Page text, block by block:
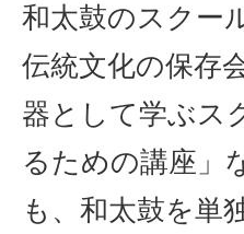
和太鼓のスクー
伝統文化の保存
器として学ぶス
るための講座」
も、和太鼓を単